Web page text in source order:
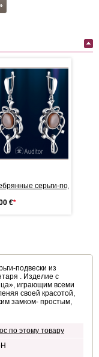
серьги-подвески с
€*
подвески из
. Изделие с
играющим всеми
своей красотой,
замком- простым,
по этому товару